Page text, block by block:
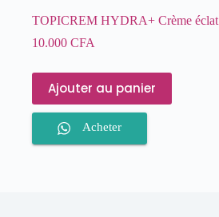
TOPICREM HYDRA+ Crème éclat
10.000 CFA
Ajouter au panier
Acheter